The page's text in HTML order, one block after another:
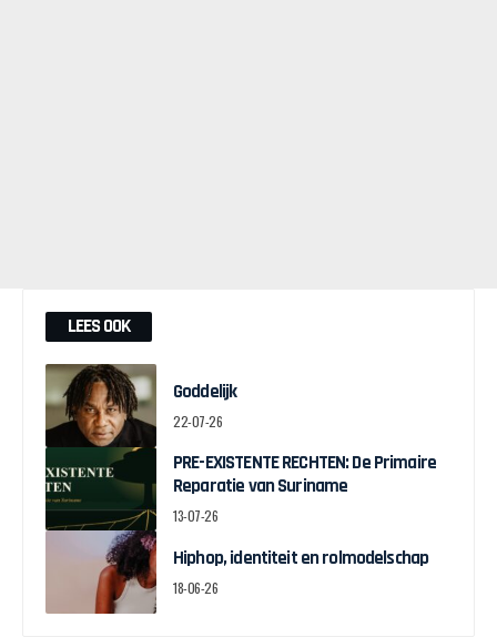
LEES OOK
Goddelijk
22-07-26
PRE-EXISTENTE RECHTEN: De Primaire
Reparatie van Suriname
13-07-26
Hiphop, identiteit en rolmodelschap
18-06-26